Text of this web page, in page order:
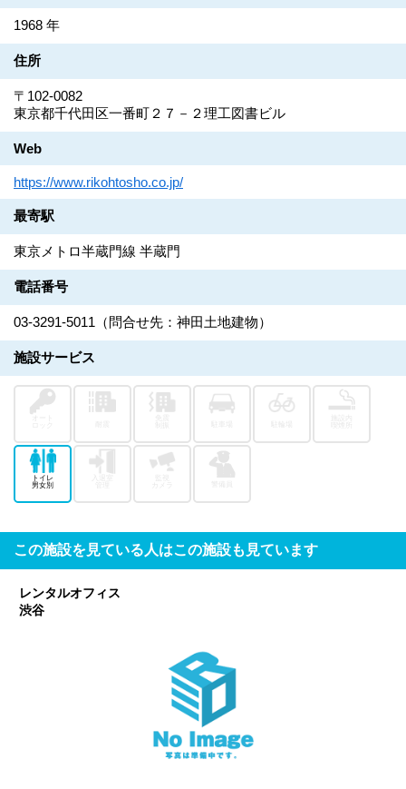
1968 年
住所
〒102-0082
東京都千代田区一番町２７－２理工図書ビル
Web
https://www.rikohtosho.co.jp/
最寄駅
東京メトロ半蔵門線 半蔵門
電話番号
03-3291-5011（問合せ先：神田土地建物）
施設サービス
トイレ
男女別
カメラ
この施設を見ている人はこの施設も見ています
レンタルオフィス
渋谷